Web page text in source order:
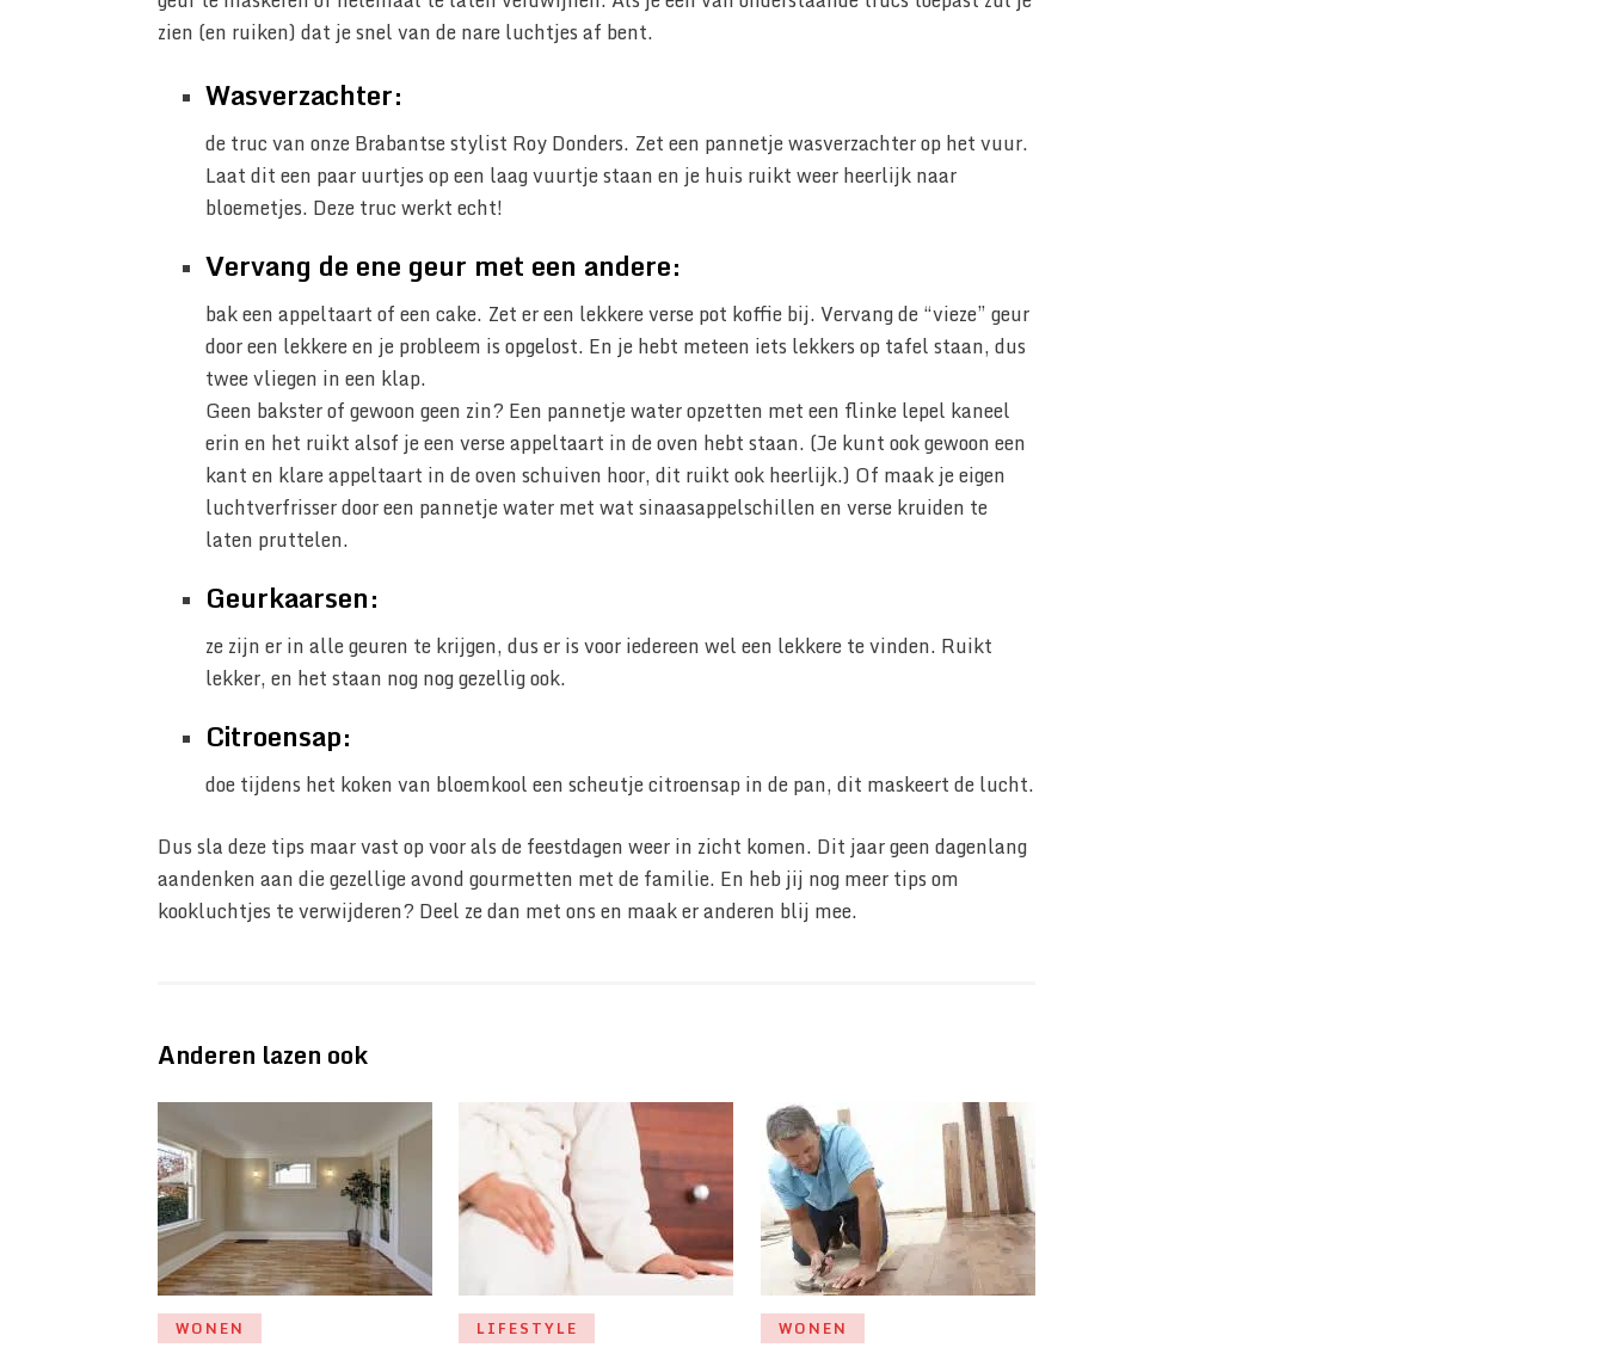
zien (en ruiken) dat je snel van de nare luchtjes af bent.
Wasverzachter:
de truc van onze Brabantse stylist Roy Donders. Zet een pannetje wasverzachter op het vuur.
Laat dit een paar uurtjes op een laag vuurtje staan en je huis ruikt weer heerlijk naar
bloemetjes. Deze truc werkt echt!
Vervang de ene geur met een andere:
bak een appeltaart of een cake. Zet er een lekkere verse pot koffie bij. Vervang de “vieze” geur
door een lekkere en je probleem is opgelost. En je hebt meteen iets lekkers op tafel staan, dus
twee vliegen in een klap.
Geen bakster of gewoon geen zin? Een pannetje water opzetten met een flinke lepel kaneel
erin en het ruikt alsof je een verse appeltaart in de oven hebt staan. (Je kunt ook gewoon een
kant en klare appeltaart in de oven schuiven hoor, dit ruikt ook heerlijk.) Of maak je eigen
luchtverfrisser door een pannetje water met wat sinaasappelschillen en verse kruiden te
laten pruttelen.
Geurkaarsen:
ze zijn er in alle geuren te krijgen, dus er is voor iedereen wel een lekkere te vinden. Ruikt
lekker, en het staan nog nog gezellig ook.
Citroensap:
doe tijdens het koken van bloemkool een scheutje citroensap in de pan, dit maskeert de lucht.
Dus sla deze tips maar vast op voor als de feestdagen weer in zicht komen. Dit jaar geen dagenlang
aandenken aan die gezellige avond gourmetten met de familie. En heb jij nog meer tips om
kookluchtjes te verwijderen? Deel ze dan met ons en maak er anderen blij mee.
Anderen lazen ook
WONEN LIFESTYLE WONEN